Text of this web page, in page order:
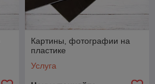
Картины, фотографии на
пластике
Услуга